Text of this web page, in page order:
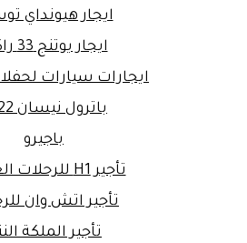
ايجار هيونداي
ايجار يوتنج 33 راكب
ايجارات سيارات
باترول نيسان 2022
باجيرو
تأجير H1 للرحلات العائلية
تأجير اتش وان
تأجير الملكة